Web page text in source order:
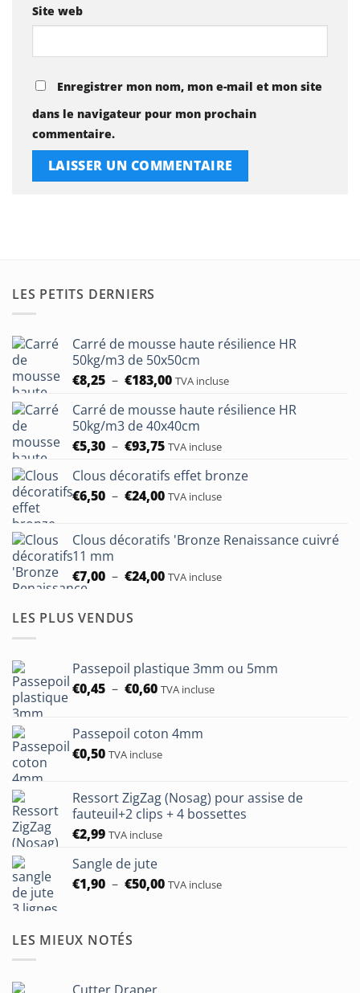
Site web
Enregistrer mon nom, mon e-mail et mon site
dans le navigateur pour mon prochain
commentaire.
LES PETITS DERNIERS
Carré de mousse haute résilience HR
50kg/m3 de 50x50cm
€8,25 – €183,00Plage
prix :
€8,25
à
TVA incluse
Carré de mousse haute résilience HR
50kg/m3 de 40x40cm
€5,30 – €93,75Plage
prix :
€5,30
TVA incluse
Clous décoratifs effet bronze
€6,50 – €24,00Plage
€6,50
€24,00
TVA incluse
Clous décoratifs 'Bronze Renaissance cuivré
11 mm
€7,00 – €24,00Plage
€24,00
TVA incluse
LES PLUS VENDUS
Passepoil plastique 3mm ou 5mm
€0,45 – €0,60Plage
€0,45
à
TVA incluse
Passepoil coton 4mm
€0,50 TVA incluse
Ressort ZigZag (Nosag) pour assise de
fauteuil+2 clips + 4 bossettes
€2,99 TVA incluse
Sangle de jute
€1,90 – €50,00Plage
TVA incluse
LES MIEUX NOTÉS